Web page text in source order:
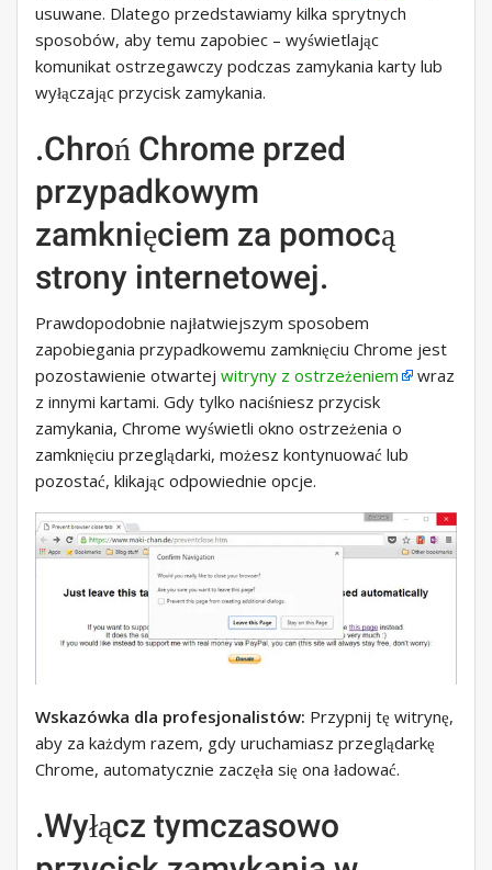
usuwane. Dlatego przedstawiamy kilka sprytnych
sposobów, aby temu zapobiec – wyświetlając
komunikat ostrzegawczy podczas zamykania karty lub
wyłączając przycisk zamykania.
.Chroń Chrome przed
przypadkowym
zamknięciem za pomocą
strony internetowej.
Prawdopodobnie najłatwiejszym sposobem
zapobiegania przypadkowemu zamknięciu Chrome jest
pozostawienie otwartej witryny z ostrzeżeniem
wraz
z innymi kartami. Gdy tylko naciśniesz przycisk
zamykania, Chrome wyświetli okno ostrzeżenia o
zamknięciu przeglądarki, możesz kontynuować lub
pozostać, klikając odpowiednie opcje.
Wskazówka dla profesjonalistów: Przypnij tę witrynę,
aby za każdym razem, gdy uruchamiasz przeglądarkę
Chrome, automatycznie zaczęła się ona ładować.
.Wyłącz tymczasowo